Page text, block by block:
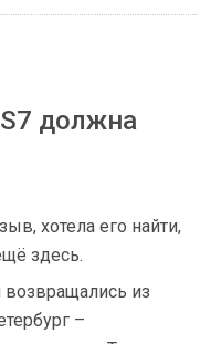
должна
хотела его найти,
здесь.
из
–